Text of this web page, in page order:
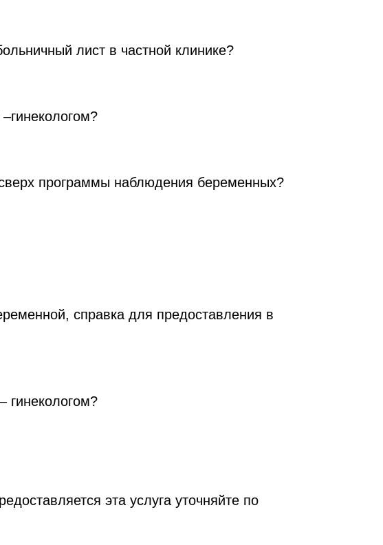
лист в частной клинике?
программы наблюдения беременных?
справка для предоставления в
гинекологом?
эта услуга уточняйте по